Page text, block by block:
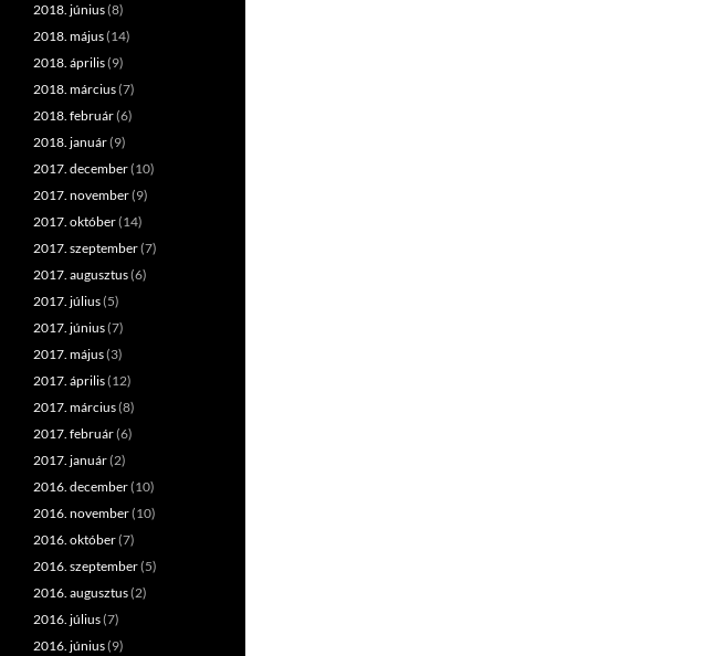
2018. június(8)
2018. május(14)
2018. április(9)
2018. március(7)
2018. február(6)
2018. január(9)
2017. december(10)
2017. november(9)
2017. október(14)
2017. szeptember(7)
2017. augusztus(6)
2017. július(5)
2017. június(7)
2017. május(3)
2017. április(12)
2017. március(8)
2017. február(6)
2017. január(2)
2016. december(10)
2016. november(10)
2016. október(7)
2016. szeptember(5)
2016. augusztus(2)
2016. július(7)
2016. június(9)